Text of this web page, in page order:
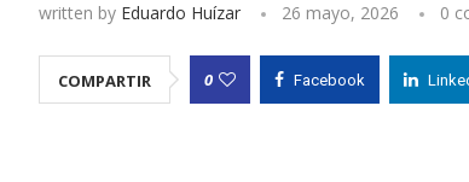
written by Eduardo Huízar 26 mayo, 2026 0
COMPARTIR 0 Facebook